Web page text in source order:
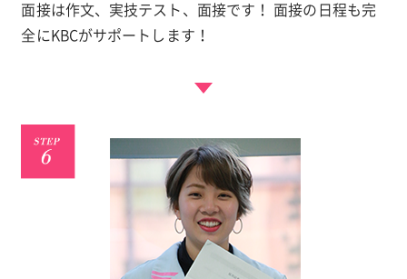
面接は作文、実技テスト、面接です！ 面接の日程も完
全にKBCがサポートします！